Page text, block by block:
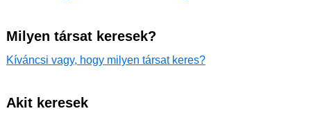
Milyen társat keresek?
Kíváncsi vagy, hogy milyen társat keres?
Akit keresek